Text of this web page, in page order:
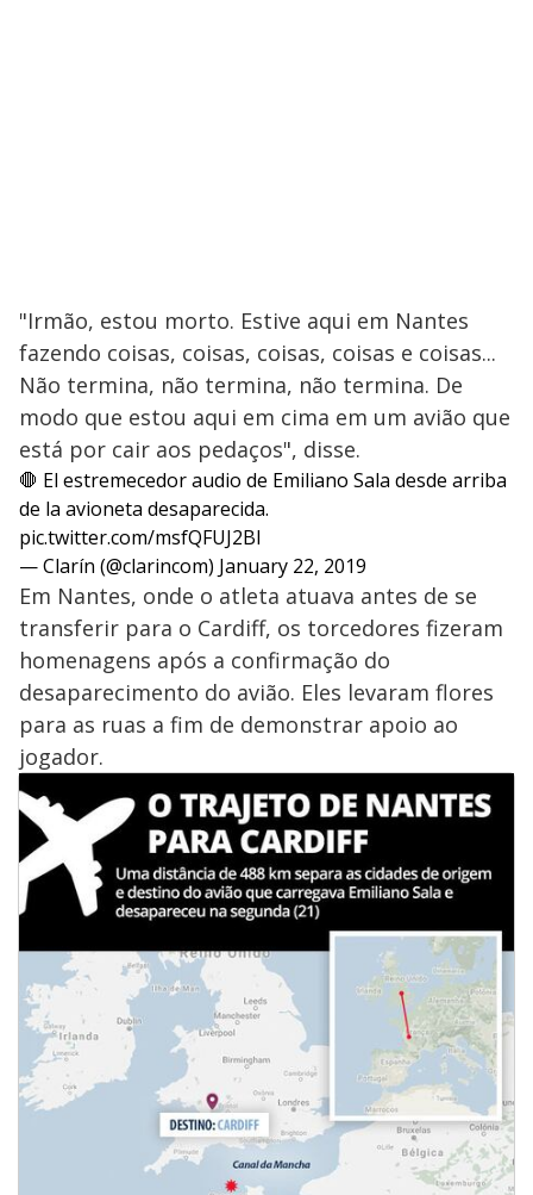
"Irmão, estou morto. Estive aqui em Nantes
fazendo coisas, coisas, coisas, coisas e coisas...
Não termina, não termina, não termina. De
modo que estou aqui em cima em um avião que
está por cair aos pedaços", disse.
🛑 El estremecedor audio de Emiliano Sala desde arriba
de la avioneta desaparecida.
pic.twitter.com/msfQFUJ2Bl
— Clarín (@clarincom) January 22, 2019
Em Nantes, onde o atleta atuava antes de se
transferir para o Cardiff, os torcedores fizeram
homenagens após a confirmação do
desaparecimento do avião. Eles levaram flores
para as ruas a fim de demonstrar apoio ao
jogador.